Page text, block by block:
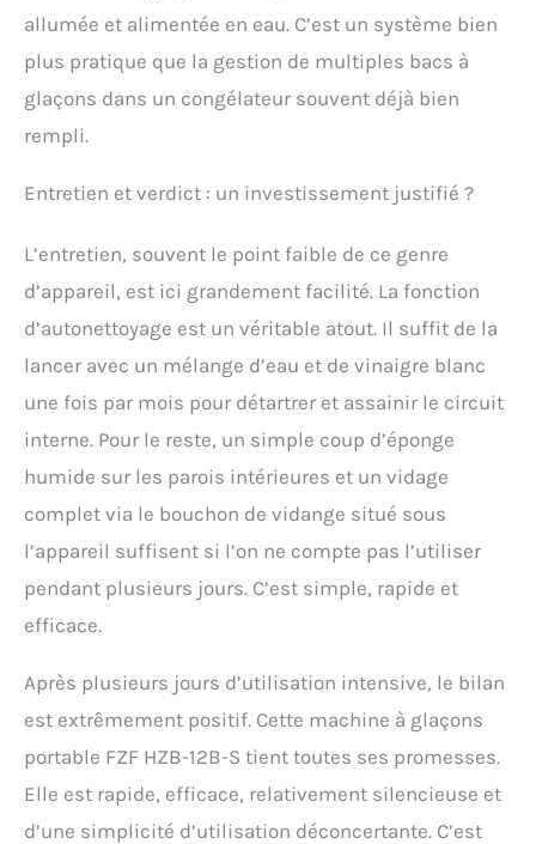
allumée et alimentée en eau. C’est un système bien
plus pratique que la gestion de multiples bacs à
glaçons dans un congélateur souvent déjà bien
rempli.
Entretien et verdict : un investissement justifié ?
L’entretien, souvent le point faible de ce genre
d’appareil, est ici grandement facilité. La fonction
d’autonettoyage est un véritable atout. Il suffit de la
lancer avec un mélange d’eau et de vinaigre blanc
une fois par mois pour détartrer et assainir le circuit
interne. Pour le reste, un simple coup d’éponge
humide sur les parois intérieures et un vidage
complet via le bouchon de vidange situé sous
l’appareil suffisent si l’on ne compte pas l’utiliser
pendant plusieurs jours. C’est simple, rapide et
efficace.
Après plusieurs jours d’utilisation intensive, le bilan
est extrêmement positif. Cette machine à glaçons
portable FZF HZB-12B-S tient toutes ses promesses.
Elle est rapide, efficace, relativement silencieuse et
d’une simplicité d’utilisation déconcertante. C’est